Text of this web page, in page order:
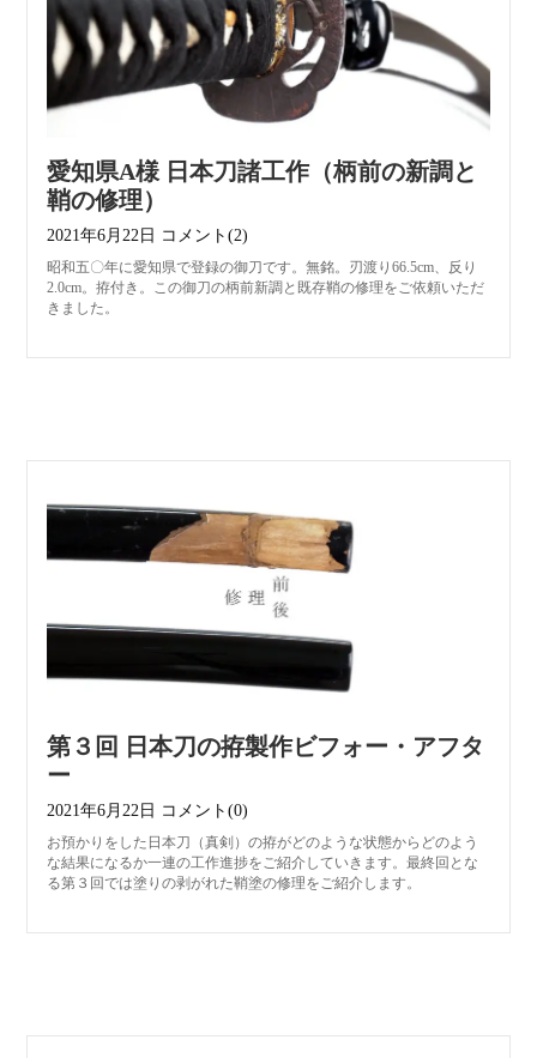
愛知県A様 日本刀諸工作（柄前の新調と
鞘の修理）
2021年6月22日 コメント(2)
昭和五〇年に愛知県で登録の御刀です。無銘。刃渡り66.5cm、反り
2.0cm。拵付き。この御刀の柄前新調と既存鞘の修理をご依頼いただ
きました。
第３回 日本刀の拵製作ビフォー・アフタ
ー
2021年6月22日 コメント(0)
お預かりをした日本刀（真剣）の拵がどのような状態からどのよう
な結果になるか一連の工作進捗をご紹介していきます。最終回とな
る第３回では塗りの剥がれた鞘塗の修理をご紹介します。